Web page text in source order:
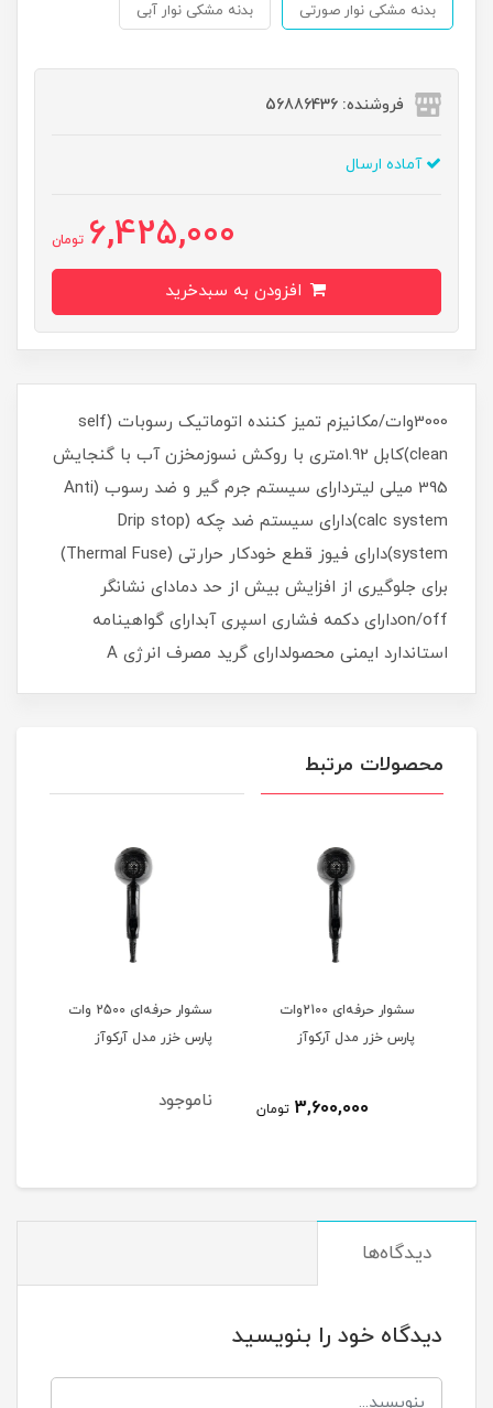
بدنه مشکی نوار صورتی بدنه مشکی نوار آبی
فروشنده: 56886436
آماده ارسال
6,425,000 تومان
3000وات/مکانیزم تمیز کننده اتوماتیک رسوبات (self
clean)کابل 1.92متری با روکش نسوزمخزن آب با گنجایش
395 میلی لیتردارای سیستم جرم گیر و ضد رسوب (Anti
calc system)دارای سیستم ضد چکه (Drip stop
system)دارای فیوز قطع خودکار حرارتی (Thermal Fuse)
برای جلوگیری از افزایش بیش از حد دمادای نشانگر
on/offدارای دکمه فشاری اسپری آبدارای گواهینامه
استاندارد ایمنی محصولدارای گرید مصرف انرژی A
محصولات مرتبط
سشوار حرفه‌ای 2100وات
پارس خزر مدل آرکوآز
3,600,000 تومان
سشوار حرفه‌ای 2500 وات
پارس خزر مدل آرکوآز
ناموجود
دیدگاه‌ها
دیدگاه خود را بنویسید